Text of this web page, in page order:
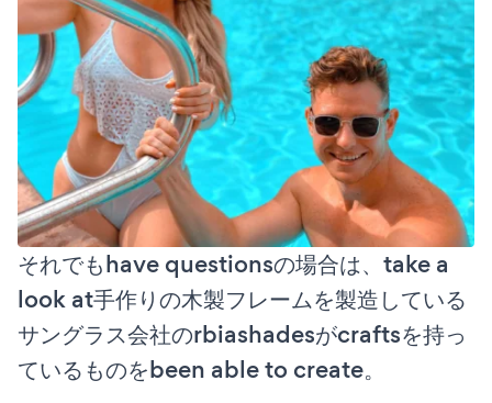
それでもhave questionsの場合は、take a
look at手作りの木製フレームを製造している
サングラス会社のrbiashadesがcraftsを持っ
ているものをbeen able to create。